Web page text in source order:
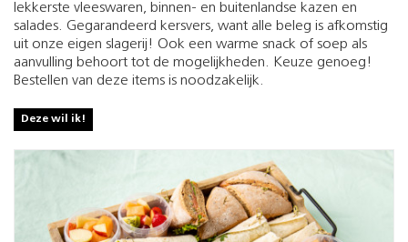
lekkerste vleeswaren, binnen- en buitenlandse kazen en
salades. Gegarandeerd kersvers, want alle beleg is afkomstig
uit onze eigen slagerij! Ook een warme snack of soep als
aanvulling behoort tot de mogelijkheden. Keuze genoeg!
Bestellen van deze items is noodzakelijk.
Deze wil ik!